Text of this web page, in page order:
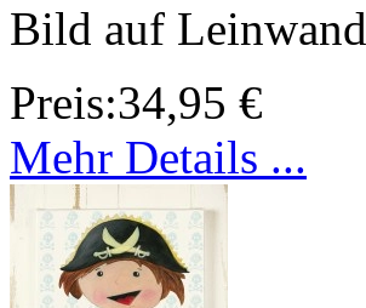
Bild auf Leinwand
Preis:34,95 €
Mehr Details ...